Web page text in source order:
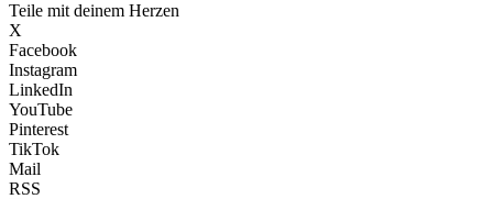
Teile mit deinem Herzen
X
Facebook
Instagram
LinkedIn
YouTube
Pinterest
TikTok
Mail
RSS